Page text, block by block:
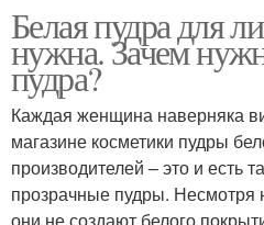
Белая пудра для
нужна. Зачем
пудра?
Каждая женщина наверняка
магазине косметики пудры
производителей – это и есть
прозрачные пудры. Несмотря